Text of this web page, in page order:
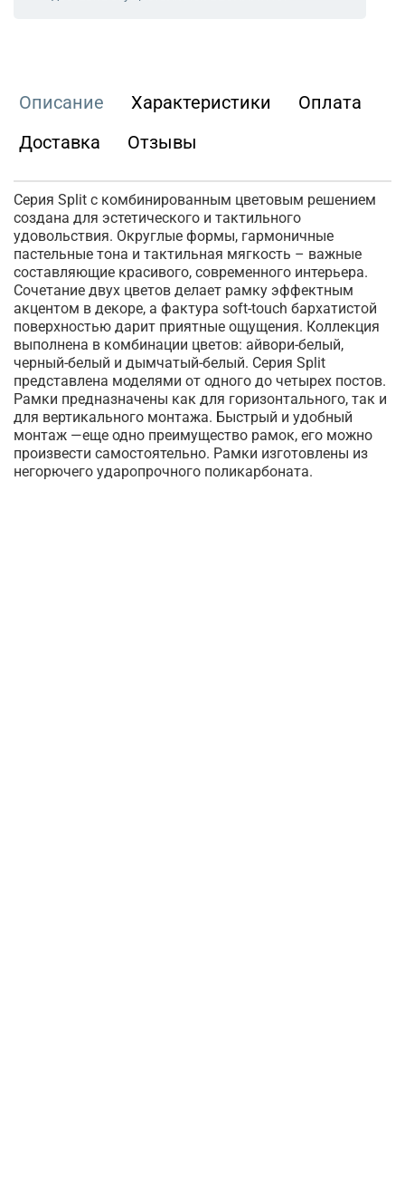
Описание Характеристики
Оплата
Доставка
Отзывы
Серия Split с комбинированным цветовым решением
создана для эстетического и тактильного
удовольствия. Округлые формы, гармоничные
пастельные тона и тактильная мягкость – важные
составляющие красивого, современного интерьера.
Сочетание двух цветов делает рамку эффектным
акцентом в декоре, а фактура soft-touch бархатистой
поверхностью дарит приятные ощущения. Коллекция
выполнена в комбинации цветов: айвори-белый,
черный-белый и дымчатый-белый. Серия Split
представлена моделями от одного до четырех постов.
Рамки предназначены как для горизонтального, так и
для вертикального монтажа. Быстрый и удобный
монтаж —еще одно преимущество рамок, его можно
произвести самостоятельно. Рамки изготовлены из
негорючего ударопрочного поликарбоната.